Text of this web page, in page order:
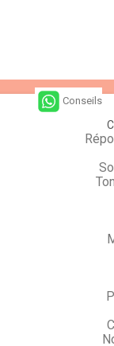
Conseils